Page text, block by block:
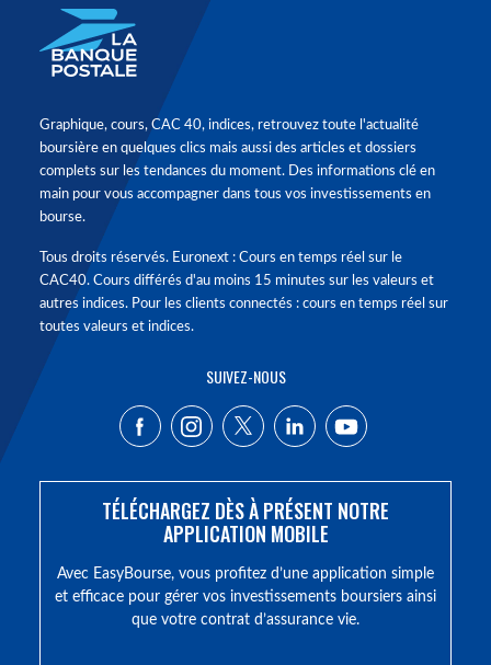
Graphique, cours, CAC 40, indices, retrouvez toute l'actualité
boursière en quelques clics mais aussi des articles et dossiers
complets sur les tendances du moment. Des informations clé en
main pour vous accompagner dans tous vos investissements en
bourse.
Tous droits réservés. Euronext : Cours en temps réel sur le
CAC40. Cours différés d'au moins 15 minutes sur les valeurs et
autres indices. Pour les clients connectés : cours en temps réel sur
toutes valeurs et indices.
SUIVEZ-NOUS
TÉLÉCHARGEZ DÈS À PRÉSENT NOTRE
APPLICATION MOBILE
Avec EasyBourse, vous profitez d’une application simple
et efficace pour gérer vos investissements boursiers ainsi
que votre contrat d’assurance vie.